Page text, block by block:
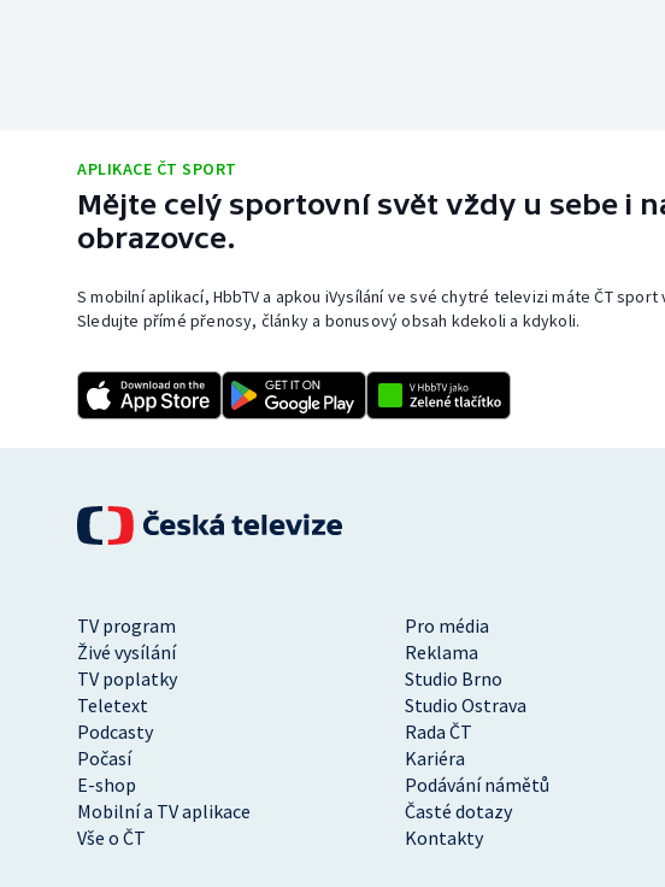
APLIKACE ČT SPORT
Mějte celý sportovní svět vždy u sebe i
obrazovce.
S mobilní aplikací, HbbTV a apkou iVysílání ve své chytré televizi máte ČT sport
Sledujte přímé přenosy, články a bonusový obsah kdekoli a kdykoli.
TV program
Pro média
Živé vysílání
Reklama
TV poplatky
Studio Brno
Teletext
Studio Ostrava
Podcasty
Rada ČT
Počasí
Kariéra
E-shop
Podávání námětů
Mobilní a TV aplikace
Časté dotazy
Vše o ČT
Kontakty